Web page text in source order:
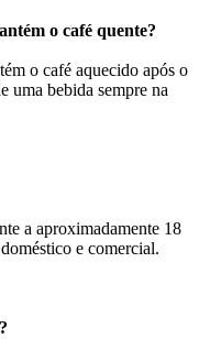
o café quente?
o café aquecido após o
uma bebida sempre na
a aproximadamente 18
e comercial.